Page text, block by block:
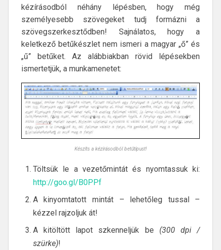
kézírásodból néhány lépésben, hogy még
személyesebb szövegeket tudj formázni a
szövegszerkesztődben! Sajnálatos, hogy a
keletkező betűkészlet nem ismeri a magyar „ő” és
„ű” betűket. Az alábbiakban rövid lépésekben
ismertetjük, a munkamenetet:
Készíts a kézírásodból betűtípust!
Töltsük le a vezetőmintát és nyomtassuk ki:
http://goo.gl/B0PPf
A kinyomtatott mintát – lehetőleg tussal –
kézzel rajzoljuk át!
A kitöltött lapot szkenneljük be (300 dpi /
szürke)!